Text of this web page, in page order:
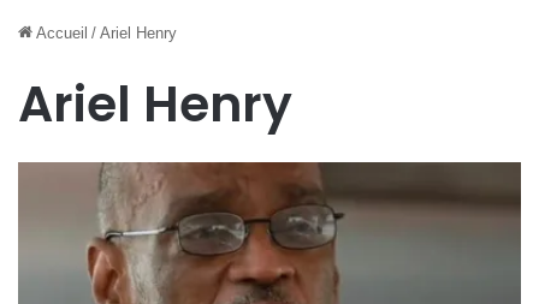
Accueil / Ariel Henry
Ariel Henry